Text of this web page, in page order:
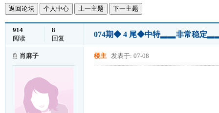
返回论坛 个人中心 上一主题 下一主题
914
阅读
8
回复
074期◆ 4 尾◆中特▂▂非常稳定
肖麻子 楼主 发表于: 07-08